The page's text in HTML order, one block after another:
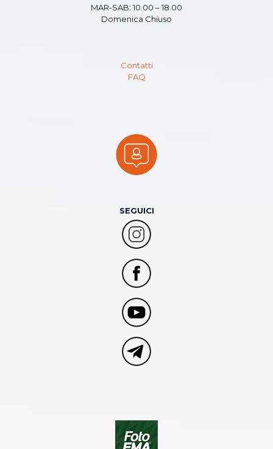
MAR-SAB: 10.00 – 18.00
Domenica Chiuso
Contatti
FAQ
SEGUICI